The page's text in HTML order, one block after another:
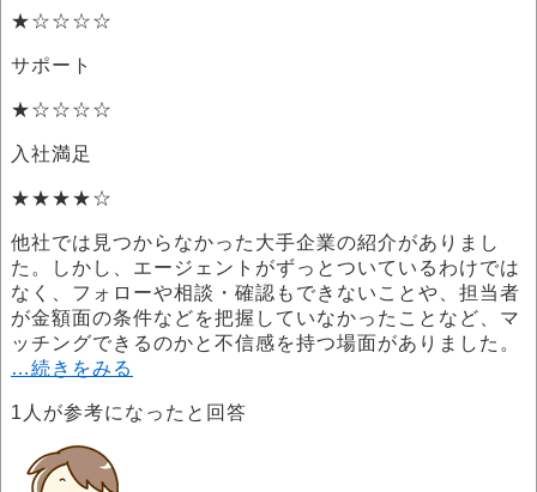
★☆☆☆☆
サポート
★☆☆☆☆
入社満足
★★★★☆
他社では見つからなかった大手企業の紹介がありまし
た。しかし、エージェントがずっとついているわけでは
なく、フォローや相談・確認もできないことや、担当者
が金額面の条件などを把握していなかったことなど、マ
ッチングできるのかと不信感を持つ場面がありました。
…続きをみる
1 人が参考になったと回答